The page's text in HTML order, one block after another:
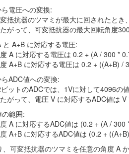
電圧への変換:
抵抗器のツマミが最大に回されたとき
がって、可変抵抗器の最大回転角度
と A+B に対応する電圧:
A に対応する電圧は 0.2 + (A / 300 *
A+B に対応する電圧は 0.2 + ((A+B) /
ADC値への変換:
ットのADCでは、1Vに対して4096の
がって、電圧 V に対応するADC値は V
範囲:
A に対応するADC値は (0.2 + (A / 300
A+B に対応するADC値は (0.2 +
、可変抵抗器のツマミを任意の角度 A